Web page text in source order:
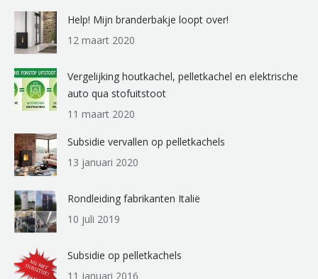
Help! Mijn branderbakje loopt over!
12 maart 2020
Vergelijking houtkachel, pelletkachel en elektrische
auto qua stofuitstoot
11 maart 2020
Subsidie vervallen op pelletkachels
13 januari 2020
Rondleiding fabrikanten Italië
10 juli 2019
Subsidie op pelletkachels
11 januari 2016